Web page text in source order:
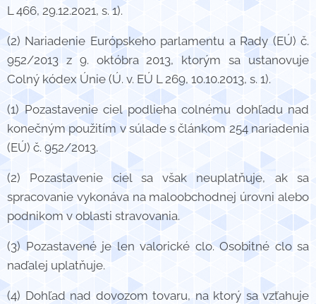
L 466, 29.12.2021, s. 1).
(2) Nariadenie Európskeho parlamentu a Rady (EÚ) č.
952/2013 z 9. októbra 2013, ktorým sa ustanovuje
Colný kódex Únie (Ú. v. EÚ L 269, 10.10.2013, s. 1).
(1) Pozastavenie ciel podlieha colnému dohľadu nad
konečným použitím v súlade s článkom 254 nariadenia
(EÚ) č. 952/2013.
(2) Pozastavenie ciel sa však neuplatňuje, ak sa
spracovanie vykonáva na maloobchodnej úrovni alebo
podnikom v oblasti stravovania.
(3) Pozastavené je len valorické clo. Osobitné clo sa
naďalej uplatňuje.
(4) Dohľad nad dovozom tovaru, na ktorý sa vzťahuje